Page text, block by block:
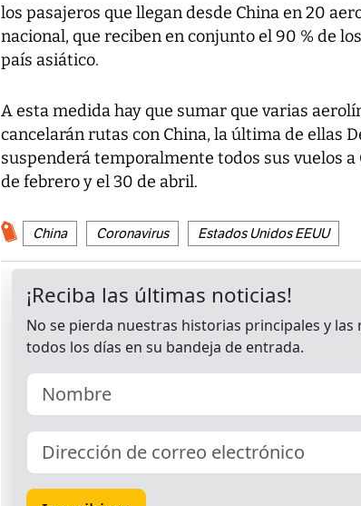
los pasajeros que llegan desde China en 20
nacional, que reciben en conjunto el 90 % de
país asiático.
A esta medida hay que sumar que varias
cancelarán rutas con China, la última de ellas
suspenderá temporalmente todos sus vuelos
de febrero y el 30 de abril.
China Coronavirus Estados Unidos EEUU